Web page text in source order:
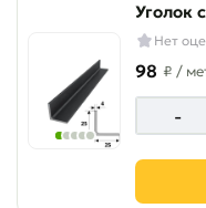
Уголок
Нет
98 ₽ /
-